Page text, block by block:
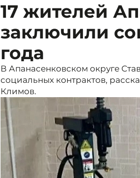
17 жителей
заключили
года
В Апанасенковском округе
социальных контрактов,
Климов.